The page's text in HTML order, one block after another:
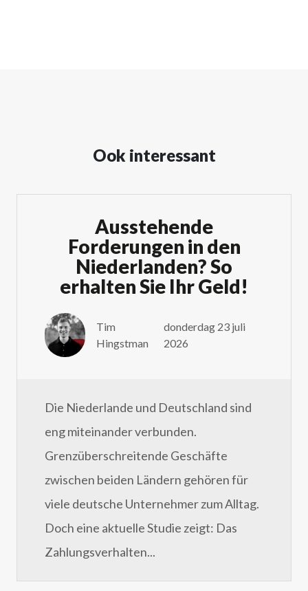
Ook interessant
Ausstehende
Forderungen in den
Niederlanden? So
erhalten Sie Ihr Geld!
Tim
Hingstman
donderdag 23 juli
2026
Die Niederlande und Deutschland sind
eng miteinander verbunden.
Grenzüberschreitende Geschäfte
zwischen beiden Ländern gehören für
viele deutsche Unternehmer zum Alltag.
Doch eine aktuelle Studie zeigt: Das
Zahlungsverhalten...